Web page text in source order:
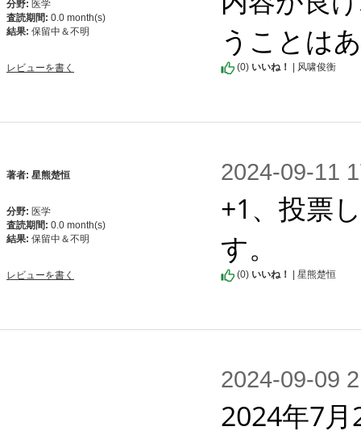
分野: 医学
査読期間: 0.0 month(s)
結果: 保留中＆不明
レビューを書く
うことは
(0) いいね！ | 风啸俊衡
著者: 星熊楚恒
分野: 医学
査読期間: 0.0 month(s)
結果: 保留中＆不明
レビューを書く
2024-09-11
+1、投票
す。
(0) いいね！ | 星熊楚恒
2024-09-09
2024年7